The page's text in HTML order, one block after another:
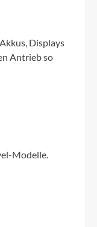
Displays
Antrieb so
Modelle.